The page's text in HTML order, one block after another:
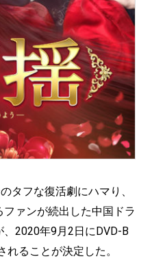
タフな復活劇にハマり、
ァンが続出した中国ドラ
2020年9月2日にDVD-B
ることが決定した。